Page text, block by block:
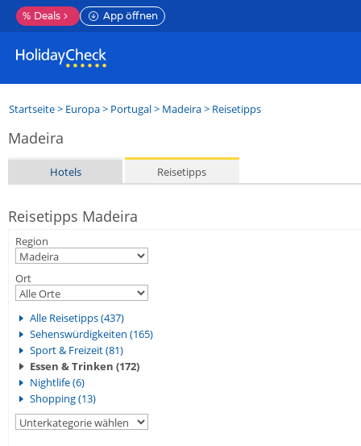
% Deals App öffnen
Startseite> Europa> Portugal> Madeira> Reisetipps
Madeira
Hotels Reisetipps
Reisetipps Madeira
Region
Ort
Alle Reisetipps (437)
Sehenswürdigkeiten (165)
Sport & Freizeit (81)
Essen & Trinken (172)
Nightlife (6)
Shopping (13)